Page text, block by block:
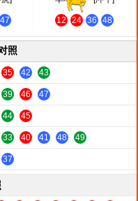
47 12 24 36 48
照
35 42 43
39 46 47
44 45
33 40 41 48 49
37